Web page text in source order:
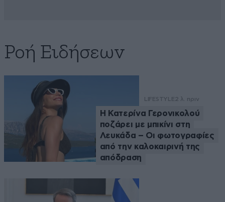
Ροή Ειδήσεων
LIFESTYLE 2 λ. πριν
Η Κατερίνα Γερονικολού
ποζάρει με μπικίνι στη
Λευκάδα – Οι φωτογραφίες
από την καλοκαιρινή της
απόδραση